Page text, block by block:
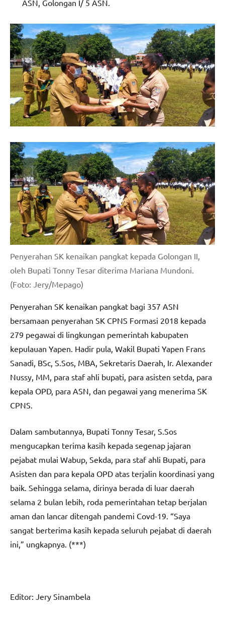
ASN, Golongan I/ 5 ASN.
Penyerahan SK kenaikan pangkat kepada Golongan II,
oleh Bupati Tonny Tesar diterima Mariana Mundoni.
(Foto: Jery/Mepago)
Penyerahan SK kenaikan pangkat bagi 357 ASN
bersamaan penyerahan SK CPNS Formasi 2018 kepada
279 pegawai di lingkungan pemerintah kabupaten
kepulauan Yapen. Hadir pula, Wakil Bupati Yapen Frans
Sanadi, BSc, S.Sos, MBA, Sekretaris Daerah, Ir. Alexander
Nussy, MM, para staf ahli bupati, para asisten setda, para
kepala OPD, para ASN, dan pegawai yang menerima SK
CPNS.
Dalam sambutannya, Bupati Tonny Tesar, S.Sos
mengucapkan terima kasih kepada segenap jajaran
pejabat mulai Wabup, Sekda, para staf ahli Bupati, para
Asisten dan para kepala OPD atas terjalin koordinasi yang
baik. Sehingga selama, dirinya berada di luar daerah
selama 2 bulan lebih, roda pemerintahan tetap berjalan
aman dan lancar ditengah pandemi Covd-19. “Saya
sangat berterima kasih kepada seluruh pejabat di daerah
ini,” ungkapnya. (***)
Editor: Jery Sinambela